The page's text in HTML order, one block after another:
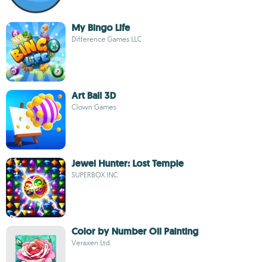
My Bingo Life
Difference Games LLC
Art Ball 3D
Clown Games
Jewel Hunter: Lost Temple
SUPERBOX.INC
Color by Number Oil Painting
Veraxen Ltd.